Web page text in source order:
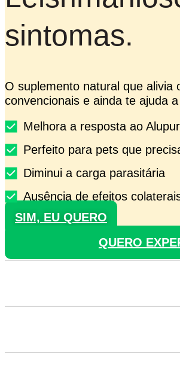
sintomas.
O suplemento natural que
convencionais e ainda te ajuda
Melhora a resposta ao
Perfeito para pets que
Diminui a carga parasitária
Ausência de efeitos
SIM, EU QUERO
QUERO